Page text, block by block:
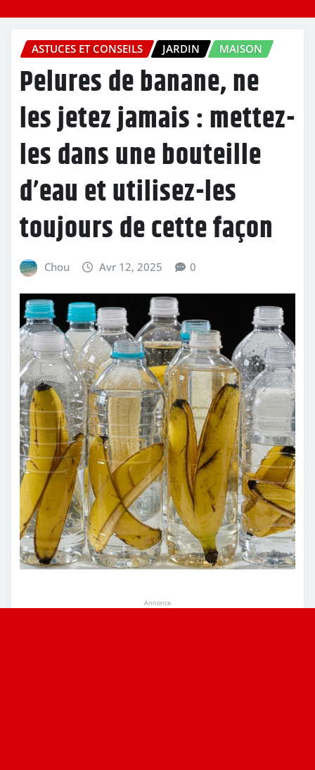
ASTUCES ET CONSEILS JARDIN MAISON
Pelures de banane, ne
les jetez jamais : mettez-
les dans une bouteille
d’eau et utilisez-les
toujours de cette façon
Chou Avr 12, 2025 0
Annonce